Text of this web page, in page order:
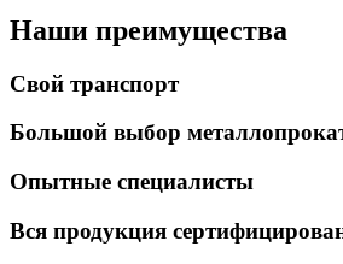
Наши преимущества
Свой транспорт
Большой выбор
Опытные специалисты
Вся продукция